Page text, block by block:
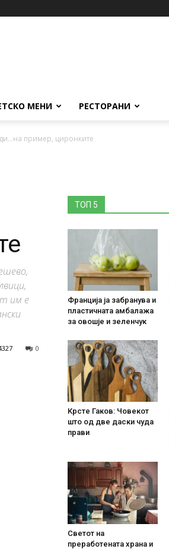
МЕНИ РЕСТОРАНИ
пример, циронките
им е
0
ТОП 5
Франција ја забранува и
пластичната амбалажа
за овошје и зеленчук
Крсте Гаков: Човекот
што од две даски чуда
прави
Светот на
преработената храна и